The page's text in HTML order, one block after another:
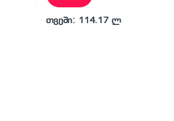
თვეში: 114.17 ლ